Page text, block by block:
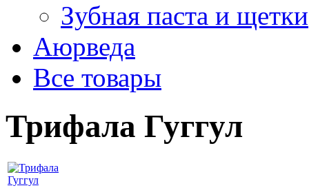
Зубная паста и щетки
Аюрведа
Все товары
Трифала Гуггул